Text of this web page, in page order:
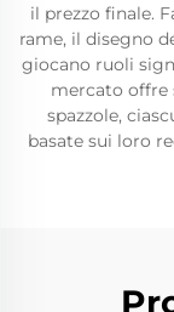
il prezzo finale.
rame, il disegno
giocano ruoli
mercato offre
spazzole,
basate sui loro